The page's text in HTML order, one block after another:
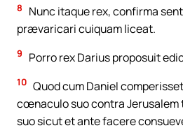
8
Nunc itaque rex, confirma
prævaricari cuiquam liceat.
9 Porro rex Darius proposuit
10 Quod cum Daniel
cœnaculo suo contra Jerusalem
suo sicut et ante facere